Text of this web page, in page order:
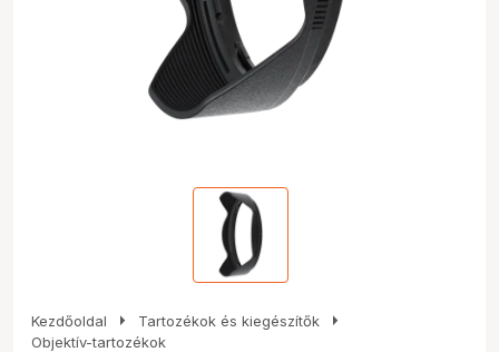
Kezdőoldal arrow_right Tartozékok és kiegészítők arrow_right
Objektív-tartozékok